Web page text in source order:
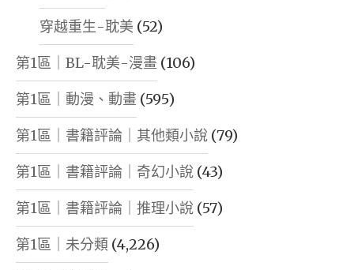
穿越重生-耽美 (52)
第1區｜BL-耽美-漫畫 (106)
第1區｜動漫、動畫 (595)
第1區｜書籍評論｜其他類小說 (79)
第1區｜書籍評論｜奇幻小說 (43)
第1區｜書籍評論｜推理小說 (57)
第1區｜未分類 (4,226)